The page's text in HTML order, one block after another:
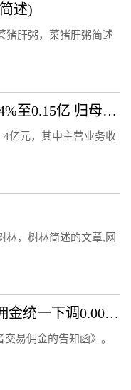
述)
猪肝粥，菜猪肝粥简述
金隅集团上半年净利润降99.4%至0.15亿 归母净利润降77.7%
亿元，其中主营业务收
林，树林简述的文章,网
中信证券：投资者原有交易佣金统一下调0.00146%
易佣金的告知函》。